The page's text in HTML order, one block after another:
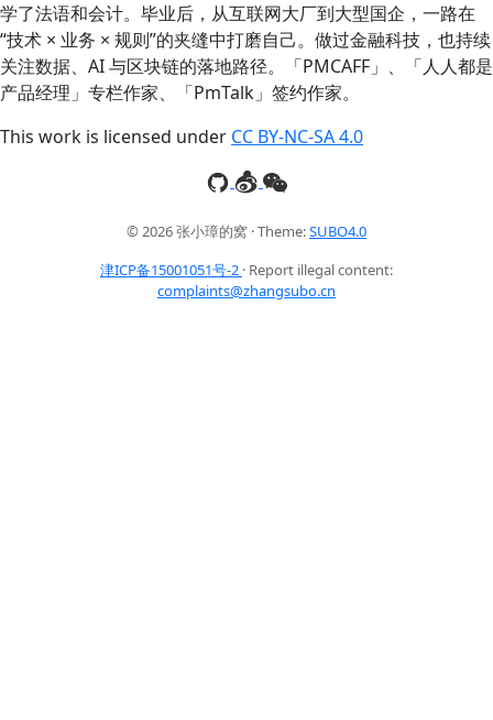
学了法语和会计。毕业后，从互联网大厂到大型国企，一路在
“技术 × 业务 × 规则”的夹缝中打磨自己。做过金融科技，也持续
关注数据、AI 与区块链的落地路径。「PMCAFF」、「人人都是
产品经理」专栏作家、「PmTalk」签约作家。
This work is licensed under CC BY-NC-SA 4.0
© 2026 张小璋的窝 · Theme:SUBO4.0
津ICP备15001051号-2 · Report illegal content:
complaints@zhangsubo.cn